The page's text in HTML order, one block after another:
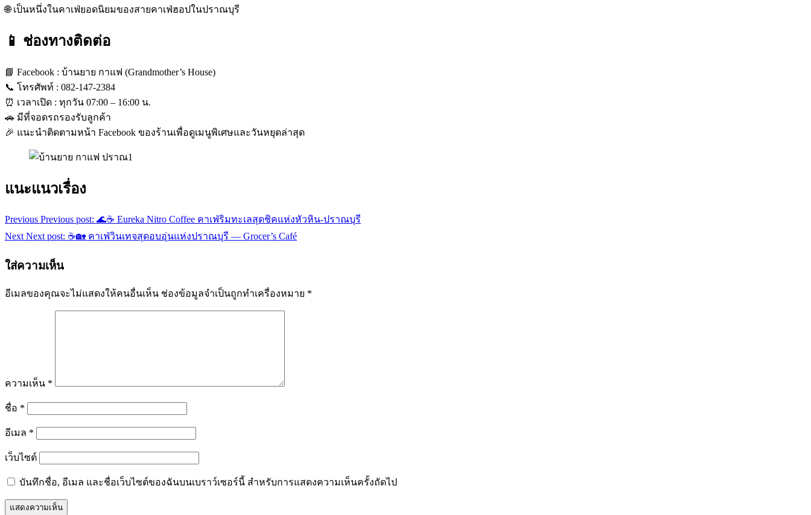
🌐 เป็นหนึ่งในคาเฟ่ยอดนิยมของสายคาเฟ่ฮอปในปราณบุรี
📱 ช่องทางติดต่อ
📘 Facebook : บ้านยาย กาแฟ (Grandmother’s House)
📞 โทรศัพท์ : 082-147-2384
⏰ เวลาเปิด : ทุกวัน 07:00 – 16:00 น.
🚗 มีที่จอดรถรองรับลูกค้า
🎉 แนะนำติดตามหน้า Facebook ของร้านเพื่อดูเมนูพิเศษและวันหยุดล่าสุด
แนะแนวเรื่อง
Previous Previous post: 🌊☕ Eureka Nitro Coffee คาเฟ่ริมทะเลสุดชิคแห่งหัวหิน-ปราณบุรี
Next Next post: ☕🏡 คาเฟ่วินเทจสุดอบอุ่นแห่งปราณบุรี — Grocer’s Café
ใส่ความเห็น
อีเมลของคุณจะไม่แสดงให้คนอื่นเห็น ช่องข้อมูลจำเป็นถูกทำเครื่องหมาย *
ความเห็น *
ชื่อ *
อีเมล *
เว็บไซต์
บันทึกชื่อ, อีเมล และชื่อเว็บไซต์ของฉันบนเบราว์เซอร์นี้ สำหรับการแสดงความเห็นครั้งถัดไป